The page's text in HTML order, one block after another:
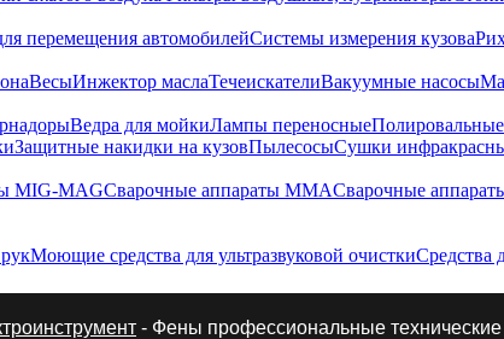
перемещения автомобилейСистемы измерения кузова
ВесыИнжектор маслаТечеискателиВакуумные насосы
Ведра для мойкиЛампы переносные
Защитные накидки на кузовПылесосыСушки
MIG-MAGСварочные аппараты MMAСварочные
Моющие средства для ультразвуковой очисткиСредства
- Фены профессиональные технические